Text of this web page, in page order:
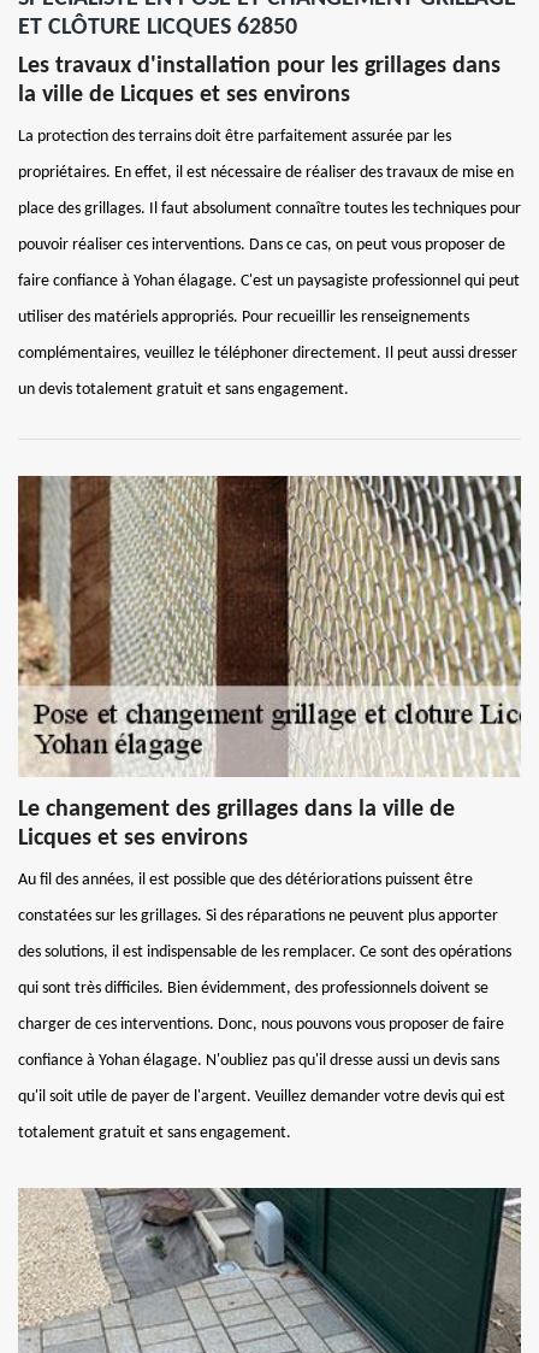
ET CLÔTURE LICQUES 62850
Les travaux d'installation pour les grillages dans
la ville de Licques et ses environs
La protection des terrains doit être parfaitement assurée par les
propriétaires. En effet, il est nécessaire de réaliser des travaux de mise en
place des grillages. Il faut absolument connaître toutes les techniques pour
pouvoir réaliser ces interventions. Dans ce cas, on peut vous proposer de
faire confiance à Yohan élagage. C'est un paysagiste professionnel qui peut
utiliser des matériels appropriés. Pour recueillir les renseignements
complémentaires, veuillez le téléphoner directement. Il peut aussi dresser
un devis totalement gratuit et sans engagement.
Le changement des grillages dans la ville de
Licques et ses environs
Au fil des années, il est possible que des détériorations puissent être
constatées sur les grillages. Si des réparations ne peuvent plus apporter
des solutions, il est indispensable de les remplacer. Ce sont des opérations
qui sont très difficiles. Bien évidemment, des professionnels doivent se
charger de ces interventions. Donc, nous pouvons vous proposer de faire
confiance à Yohan élagage. N'oubliez pas qu'il dresse aussi un devis sans
qu'il soit utile de payer de l'argent. Veuillez demander votre devis qui est
totalement gratuit et sans engagement.